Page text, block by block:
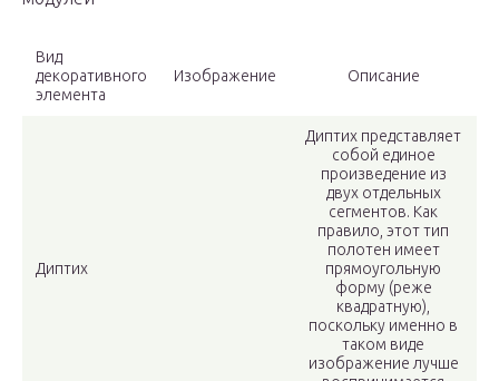
Вид
декоративного
элемента
Изображение Описание
Диптих
Диптих представляет
собой единое
произведение из
двух отдельных
сегментов. Как
правило, этот тип
полотен имеет
прямоугольную
форму (реже
квадратную),
поскольку именно в
таком виде
изображение лучше